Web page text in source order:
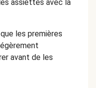
assiettes avec la
les premières
avant de les